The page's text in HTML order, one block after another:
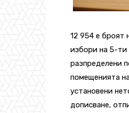
12 954 е броят
избори на 5-ти
разпределени
помещенията
установени
дописване,